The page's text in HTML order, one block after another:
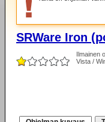
SRWare Iron
Ilmainen
Vista /